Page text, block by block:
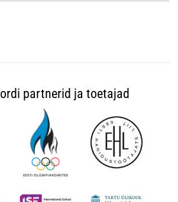
partnerid ja toetajad